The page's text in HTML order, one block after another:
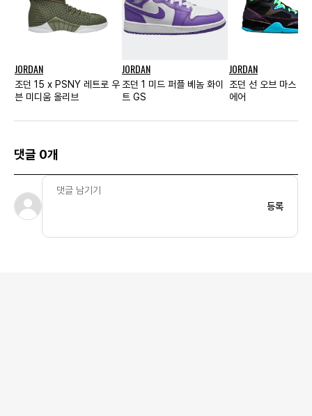
JORDAN
조던 15 x PSNY 레트로 우
븐 미디움 올리브
JORDAN
조던 1 미드 퍼플 베놈 화이
트 GS
JORDAN
조던 선 오브 마스 로
에어
댓글 0개
등록